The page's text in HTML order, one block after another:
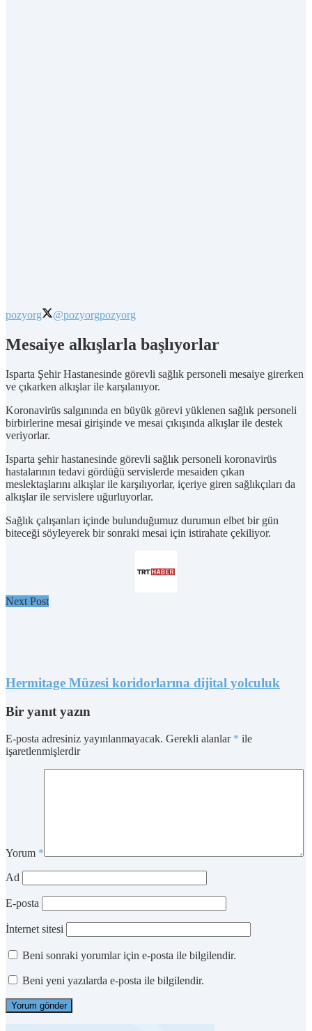
pozyorg @pozyorgpozyorg
Mesaiye alkışlarla başlıyorlar
Isparta Şehir Hastanesinde görevli sağlık personeli mesaiye girerken
ve çıkarken alkışlar ile karşılanıyor.
Koronavirüs salgınında en büyük görevi yüklenen sağlık personeli
birbirlerine mesai girişinde ve mesai çıkışında alkışlar ile destek
veriyorlar.
Isparta şehir hastanesinde görevli sağlık personeli koronavirüs
hastalarının tedavi gördüğü servislerde mesaiden çıkan
meslektaşlarını alkışlar ile karşılıyorlar, içeriye giren sağlıkçıları da
alkışlar ile servislere uğurluyorlar.
Sağlık çalışanları içinde bulunduğumuz durumun elbet bir gün
biteceği söyleyerek bir sonraki mesai için istirahate çekiliyor.
Next Post
Hermitage Müzesi koridorlarına dijital yolculuk
Bir yanıt yazın
E-posta adresiniz yayınlanmayacak. Gerekli alanlar * ile
işaretlenmişlerdir
Yorum *
Ad
E-posta
İnternet sitesi
Beni sonraki yorumlar için e-posta ile bilgilendir.
Beni yeni yazılarda e-posta ile bilgilendir.